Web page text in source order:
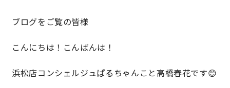
営業時間／10:00～20:00 定休日／年末年始
ブログをご覧の皆様
こんにちは！こんばんは！
浜松店コンシェルジュぱるちゃんこと高橋春花です😊